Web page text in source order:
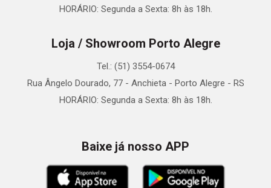
HORÁRIO: Segunda a Sexta: 8h às 18h.
Loja / Showroom Porto Alegre
Tel.: (51) 3554-0674
Rua Ângelo Dourado, 77 - Anchieta - Porto Alegre - RS
HORÁRIO: Segunda a Sexta: 8h às 18h.
Baixe já nosso APP